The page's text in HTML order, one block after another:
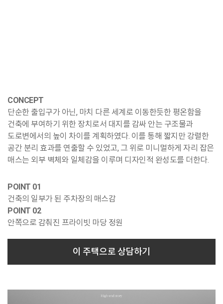
CONCEPT
단순한 출입구가 아닌, 마치 다른 세계로 이동한듯한 평온함을
건축에 부여하기 위한 장치로서 대지를 감싸 안는 구조물과
도로변에서의 높이 차이를 계획하였다. 이를 통해 짧지만 강렬한
공간 분리 효과를 연출할 수 있었고, 그 위로 미니멀하게 자리 잡은
매스는 외부 벽체와 일체감을 이루며 디자인적 완성도를 더한다.
POINT 01
건축의 일부가 된 주차장의 매스감
POINT 02
안쪽으로 감춰진 프라이빗 마당 정원
이 주택으로 상담하기